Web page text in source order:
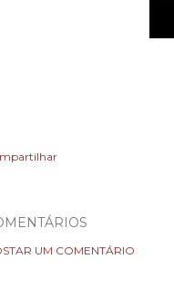
UM COMENTÁRIO